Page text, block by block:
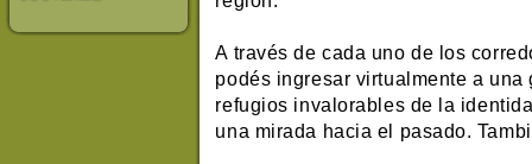
A través de cada uno de los
podés ingresar virtualmente a
refugios invalorables de la
una mirada hacia el pasado.